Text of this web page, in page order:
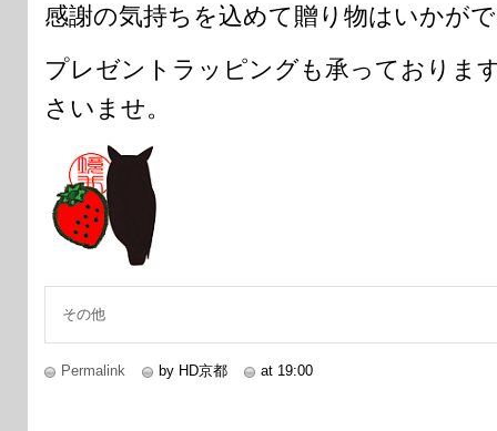
感謝の気持ちを込めて贈り物はいかが
プレゼントラッピングも承っておりま
さいませ。
その他
Permalink by HD京都 at 19:00